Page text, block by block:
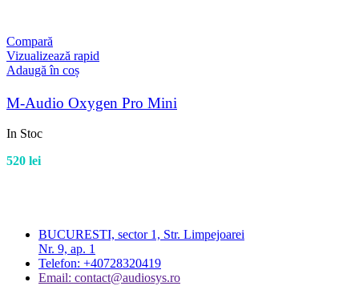
Compară
Vizualizează rapid
Adaugă în coș
M-Audio Oxygen Pro Mini
In Stoc
520 lei
BUCURESTI, sector 1, Str. Limpejoarei
Nr. 9, ap. 1
Telefon: +40728320419
Email: contact@audiosys.ro